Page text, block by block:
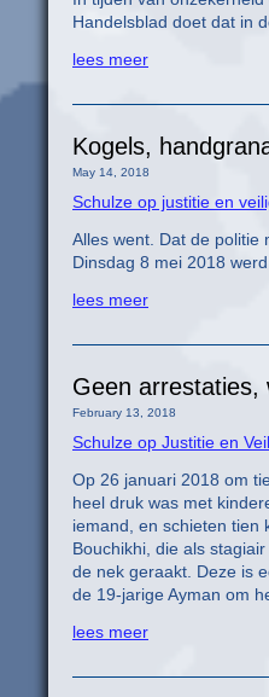
Handelsblad doet dat in
lees meer
Kogels,
May 14, 2018
Schulze op justitie en
Alles went. Dat de politie
Dinsdag 8 mei 2018
lees meer
Geen arrestaties,
February 13, 2018
Schulze op Justitie en
Op 26 januari 2018 om
heel druk was met
iemand, en schieten tien
Bouchikhi, die als
de nek geraakt. Deze is
de 19-jarige Ayman om
lees meer